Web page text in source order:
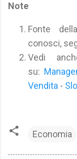
Note
Fonte
conosci,
Vedi
su:
Vendita -
Economia